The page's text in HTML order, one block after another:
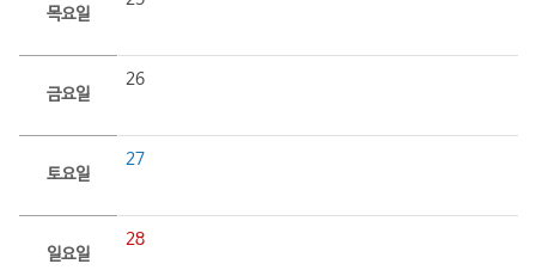
목요일
금요일
26
토요일
27
일요일
28